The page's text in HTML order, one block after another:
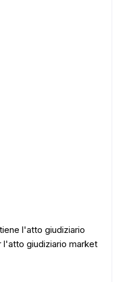
l'atto giudiziario
l'atto giudiziario market